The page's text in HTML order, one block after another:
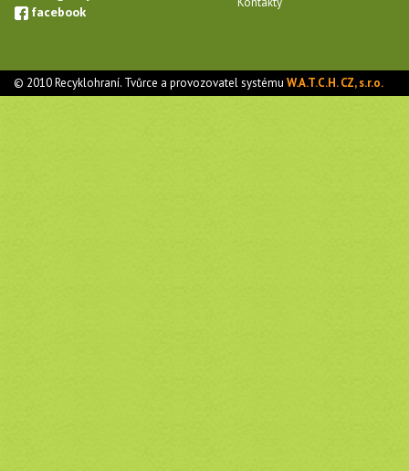
facebook
© 2010 Recyklohraní. Tvůrce a provozovatel systémuW.A.T.C.H. CZ, s.r.o.